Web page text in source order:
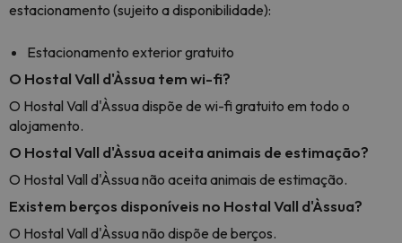
estacionamento (sujeito a disponibilidade):
Estacionamento exterior gratuito
O Hostal Vall d'Àssua tem wi-fi?
O Hostal Vall d'Àssua dispõe de wi-fi gratuito em todo o
alojamento.
O Hostal Vall d'Àssua aceita animais de estimação?
O Hostal Vall d'Àssua não aceita animais de estimação.
Existem berços disponíveis no Hostal Vall d'Àssua?
O Hostal Vall d'Àssua não dispõe de berços.